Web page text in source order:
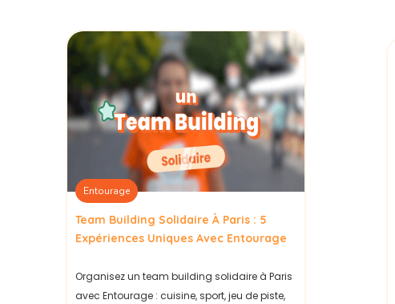
Entourage
Team Building Solidaire À Paris : 5
Expériences Uniques Avec Entourage
Organisez un team building solidaire à Paris
avec Entourage : cuisine, sport, jeu de piste,